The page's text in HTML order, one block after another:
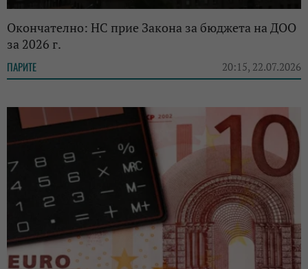
Окончателно: НС прие Закона за бюджета на ДОО
за 2026 г.
ПАРИТЕ 20:15, 22.07.2026